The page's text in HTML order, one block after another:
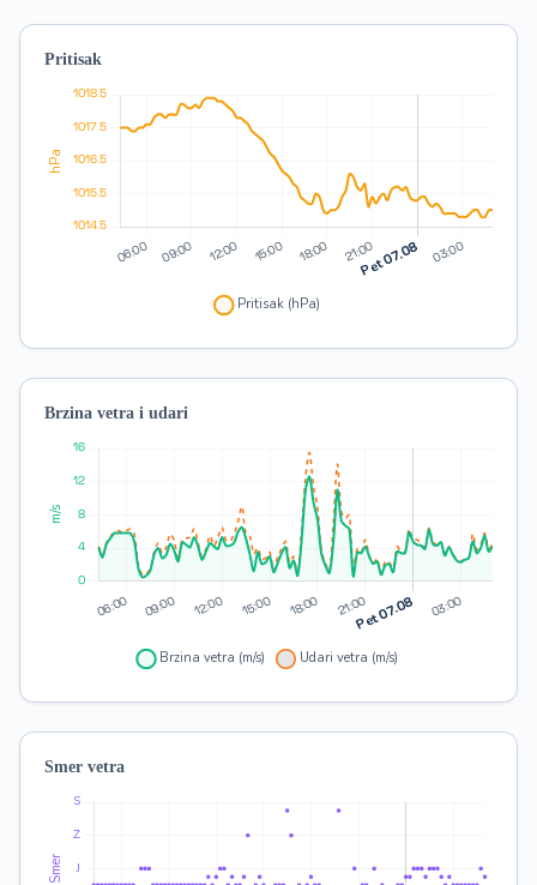
Pritisak
Brzina vetra i udari
Smer vetra